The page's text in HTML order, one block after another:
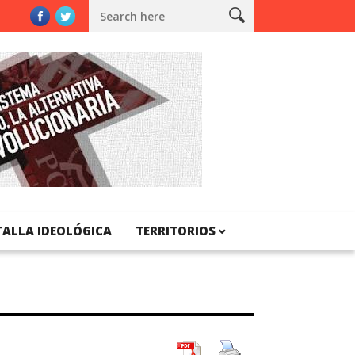
IDEOLÓGICA TERRITORIOS